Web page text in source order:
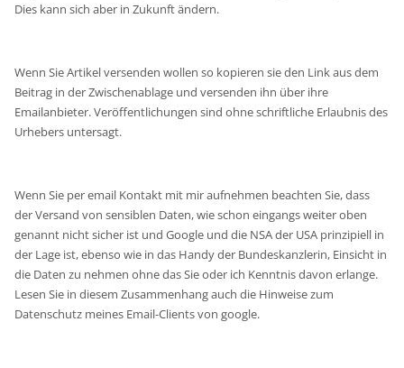
Dies kann sich aber in Zukunft ändern.
Wenn Sie Artikel versenden wollen so kopieren sie den Link aus dem
Beitrag in der Zwischenablage und versenden ihn über ihre
Emailanbieter. Veröffentlichungen sind ohne schriftliche Erlaubnis des
Urhebers untersagt.
Wenn Sie per email Kontakt mit mir aufnehmen beachten Sie, dass
der Versand von sensiblen Daten, wie schon eingangs weiter oben
genannt nicht sicher ist und Google und die NSA der USA prinzipiell in
der Lage ist, ebenso wie in das Handy der Bundeskanzlerin, Einsicht in
die Daten zu nehmen ohne das Sie oder ich Kenntnis davon erlange.
Lesen Sie in diesem Zusammenhang auch die Hinweise zum
Datenschutz meines Email-Clients von google.